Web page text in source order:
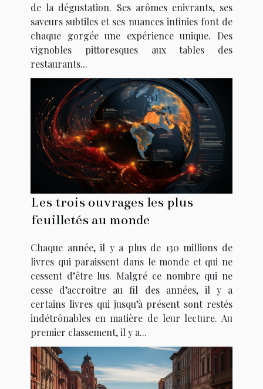
de la dégustation. Ses arômes enivrants, ses
saveurs subtiles et ses nuances infinies font de
chaque gorgée une expérience unique. Des
vignobles pittoresques aux tables des
restaurants...
Les trois ouvrages les plus
feuilletés au monde
Chaque année, il y a plus de 130 millions de
livres qui paraissent dans le monde et qui ne
cessent d’être lus. Malgré ce nombre qui ne
cesse d’accroitre au fil des années, il y a
certains livres qui jusqu’à présent sont restés
indétrônables en matière de leur lecture. Au
premier classement, il y a...